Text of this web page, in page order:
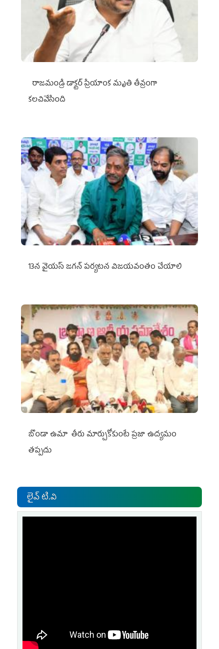
రాజమండ్రి డాక్టర్‌ ప్రియాంక మృతి తీవ్రంగా
కలచివేసింది
13న వైయస్‌ జగన్‌ పర్యటన విజయవంతం చేయాలి
బొండా ఉమా తీరు మార్చుకోకుంటే ప్రజా ఉద్యమం
తప్పదు
లైవ్ టి.వి